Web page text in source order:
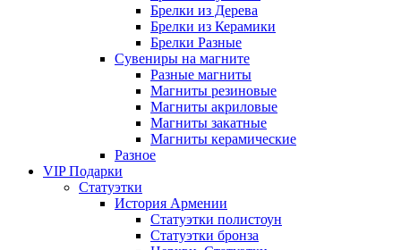
Брелки из Дерева
Брелки из Керамики
Брелки Разные
Сувениры на магните
Разные магниты
Магниты резиновые
Магниты акриловые
Магниты закатные
Магниты керамические
Разное
VIP Подарки
Статуэтки
История Армении
Статуэтки полистоун
Статуэтки бронза